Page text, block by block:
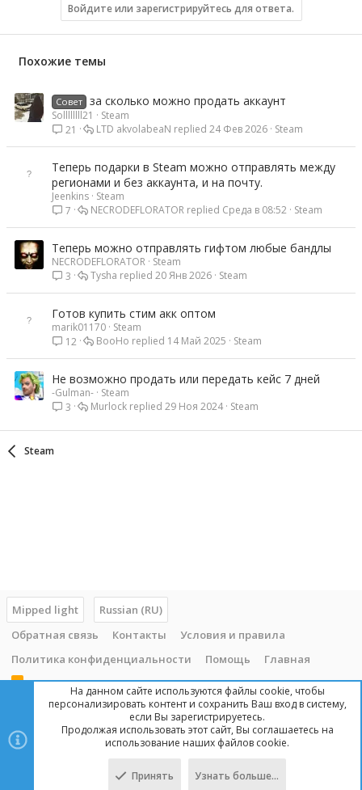
Войдите или зарегистрируйтесь для ответа.
Похожие темы
Совет за сколько можно продать аккаунт
Sollllllll21
Steam
21
Steam
24 Фев 2026
LTD akvolabeaN
Теперь подарки в Steam можно отправлять между
регионами и без аккаунта, и на почту.
Jeenkins Steam
7
Steam
Среда в 08:52
NECRODEFLORATOR
Теперь можно отправлять гифтом любые бандлы
NECRODEFLORATOR Steam
3
Steam
20 Янв 2026
Tysha
Готов купить стим акк оптом
marik01170 Steam
12
Steam
14 Май 2025
BooHo
Не возможно продать или передать кейс 7 дней
-Gulman- Steam
3
Steam
29 Ноя 2024
Murlock
Steam
Mipped light
Russian (RU)
Обратная связь
Контакты
Условия и правила
Политика конфиденциальности
Помощь Главная
R
Copyright © 2014 - 2025, mipped.com. Все права защищены. При
копировании материала с сайта, обратная ссылка обязательна!
На данном сайте используются файлы cookie, чтобы
персонализировать контент и сохранить Ваш вход в систему,
если Вы зарегистрируетесь.
Продолжая использовать этот сайт, Вы соглашаетесь на
использование наших файлов cookie.
Принять Узнать больше…